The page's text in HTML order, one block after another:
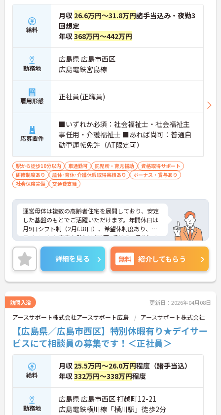
給料
月収 26.6万円～31.8万円諸手当込み・夜勤3
回想定
年収368万円～442万円
勤務地
広島県 広島市西区
広島電鉄宮島線
雇用形態 正社員(正職員)
応募要件
■いずれか必須：社会福祉士・社会福祉主
事任用・介護福祉士 ■あれば尚可：普通自
動車運転免許（AT限定可）
駅から徒歩10分以内 車通勤可 託児所・育児補助
資格取得サポート
研修制度あり
産休･育休･介護休暇取得実績あり
ボーナス・賞与あり
社会保険完備
交通費支給
運営母体は複数の高齢者住宅を展開しており、安定
した基盤のもとでご活躍いただけます。年間休日は
月9日シフト制（2月は8日）、希望休制度あり、プ
ライベートも充実♪賞与は年2回（計2.5ヶ月分）の
実績があり、頑張りが評価される環境です。社員給
食（食事補助手当5,600円支給）や育児給付金制度
（最大10万円支給）など、福利厚生も魅力。社内研
修や資格取得支援制度（対象資格の取得費用を最大
10万円まで補助）も整っており、スキルアップを目
など、さらに詳細をお話ししますのでお気軽にご相
談ください！
詳細を見る 無料 紹介してもらう
訪問入浴 更新日：2026年04月08日
アースサポート株式会社アースサポート広島 アースサポート株式会社
【広島県／広島市西区】特別休暇有り★デイサー
ビスにて相談員の募集です！＜正社員＞
給料
月収 25.5万円～26.0万円程度（諸手当込）
年収332万円～338万円程度
勤務地
広島県 広島市西区 打越町12-21
広島電鉄横川線「横川駅」徒歩2分